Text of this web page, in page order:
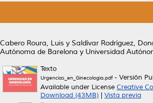
Cabero Roura, Luis y Saldívar Rodríguez,
Autónoma de Barelona y Universidad
Texto
Urgencias_en_Ginecologia.pdf- Versión
Available under License Creative
Download (43MB)
Vista previa